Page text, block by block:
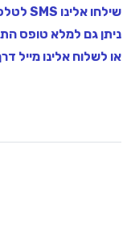
שילחו אלינו SMS לטלפון 052-8755766 או מייל
ניתן גם למלא טופס
או לשלוח אלינו מייל